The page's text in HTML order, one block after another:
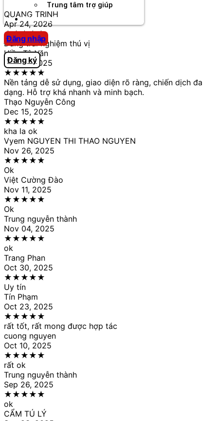
Trung tâm trợ giúp
Chương Trình Creator
Đăng nhập
Đăng ký
QUANG TRINH
Apr 24, 2026
★★★★★
Đang trải nghiệm thú vị
Hiền Tô Văn
Dec 16, 2025
★ ★ ★ ★ ★
Nền tảng dễ sử dụng, giao diện rõ ràng, chiến dịch đa
dạng. Hỗ trợ khá nhanh và minh bạch.
Thạo Nguyễn Công
Dec 15, 2025
★ ★ ★ ★ ★
kha la ok
Vyem NGUYEN THI THAO NGUYEN
Nov 26, 2025
★ ★ ★ ★ ★
Ok
Việt Cường Đào
Nov 11, 2025
★ ★ ★ ★ ★
Ok
Trung nguyễn thành
Nov 04, 2025
★ ★ ★ ★ ★
ok
Trang Phan
Oct 30, 2025
★ ★ ★ ★ ★
Uy tín
Tín Phạm
Oct 23, 2025
★ ★ ★ ★ ★
rất tốt, rất mong được hợp tác
cuong nguyen
Oct 10, 2025
★ ★ ★ ★ ★
rất ok
Trung nguyễn thành
Sep 26, 2025
★ ★ ★ ★ ★
ok
CẨM TÚ LÝ